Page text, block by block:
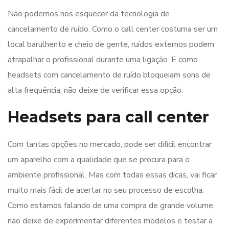
Não podemos nos esquecer da tecnologia de
cancelamento de ruído. Como o call center costuma ser um
local barulhento e cheio de gente, ruídos externos podem
atrapalhar o profissional durante uma ligação. E como
headsets com cancelamento de ruído bloqueiam sons de
alta frequência, não deixe de verificar essa opção.
Headsets para call center
Com tantas opções no mercado, pode ser difícil encontrar
um aparelho com a qualidade que se procura para o
ambiente profissional. Mas com todas essas dicas, vai ficar
muito mais fácil de acertar no seu processo de escolha.
Como estamos falando de uma compra de grande volume,
não deixe de experimentar diferentes modelos e testar a